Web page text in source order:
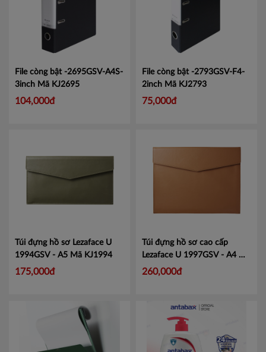
File còng bật -2695GSV-A4S-
3inch Mã KJ2695
104,000đ
File còng bật -2793GSV-F4-
2inch Mã KJ2793
75,000đ
Túi đựng hồ sơ Lezaface U
1994GSV - A5 Mã KJ1994
175,000đ
Túi đựng hồ sơ cao cấp
Lezaface U 1997GSV - A4 Mã
KJ1997
260,000đ